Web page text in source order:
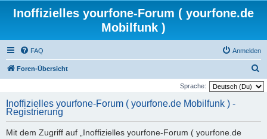
Inoffizielles yourfone-Forum ( yourfone.de
Mobilfunk )
FAQ Anmelden
Foren-Übersicht
u
Sprache:
Inoffizielles yourfone-Forum ( yourfone.de Mobilfunk ) -
Registrierung
Mit dem Zugriff auf „Inoffizielles yourfone-Forum ( yourfone.de